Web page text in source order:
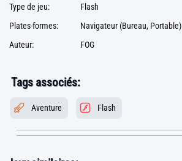
Type de jeu:
Flash
Plates-formes:
Navigateur (Bureau, Portable)
Auteur:
FOG
Tags associés:
Aventure Flash